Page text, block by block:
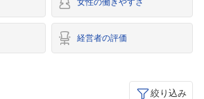
経営者の評価
絞り込み